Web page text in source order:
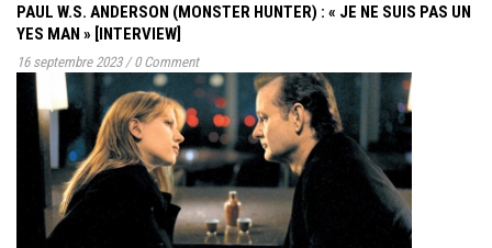
PAUL W.S. ANDERSON (MONSTER HUNTER) : « JE NE SUIS PAS UN
YES MAN » [INTERVIEW]
16 septembre 2023 / 0 Comment